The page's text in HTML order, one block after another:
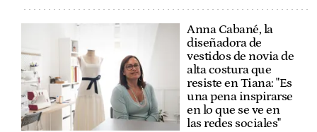
Anna Cabané, la
diseñadora de
vestidos de novia de
alta costura que
resiste en Tiana: "Es
una pena inspirarse
en lo que se ve en
las redes sociales"